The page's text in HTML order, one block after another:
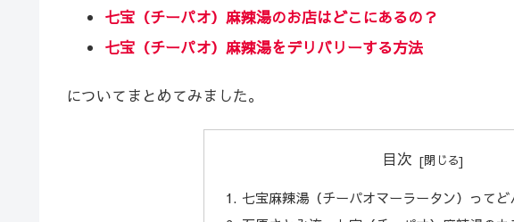
七宝（チーパオ）麻辣湯のお店はどこにあるの？
七宝（チーパオ）麻辣湯をデリバリーする方法
についてまとめてみました。
目次
七宝麻辣湯（チーパオマーラータン）ってど